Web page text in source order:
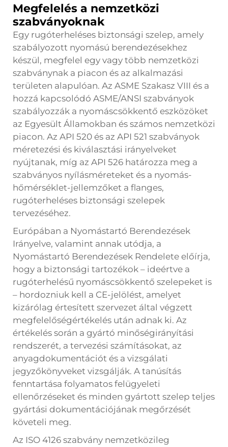
Megfelelés a nemzetközi
szabványoknak
Egy rugóterheléses biztonsági szelep, amely
szabályozott nyomású berendezésekhez
készül, megfelel egy vagy több nemzetközi
szabványnak a piacon és az alkalmazási
területen alapulóan. Az ASME Szakasz VIII és a
hozzá kapcsolódó ASME/ANSI szabványok
szabályozzák a nyomáscsökkentő eszközöket
az Egyesült Államokban és számos nemzetközi
piacon. Az API 520 és az API 521 szabványok
méretezési és kiválasztási irányelveket
nyújtanak, míg az API 526 határozza meg a
szabványos nyílásméreteket és a nyomás-
hőmérséklet-jellemzőket a flanges,
rugóterheléses biztonsági szelepek
tervezéséhez.
Európában a Nyomástartó Berendezések
Irányelve, valamint annak utódja, a
Nyomástartó Berendezések Rendelete előírja,
hogy a biztonsági tartozékok – ideértve a
rugóterhelésű nyomáscsökkentő szelepeket is
– hordozniuk kell a CE-jelölést, amelyet
kizárólag értesített szervezet által végzett
megfelelőségértékelés után adnak ki. Az
értékelés során a gyártó minőségirányítási
rendszerét, a tervezési számításokat, az
anyagdokumentációt és a vizsgálati
jegyzőkönyveket vizsgálják. A tanúsítás
fenntartása folyamatos felügyeleti
ellenőrzéseket és minden gyártott szelep teljes
gyártási dokumentációjának megőrzését
követeli meg.
Az ISO 4126 szabvány nemzetközileg